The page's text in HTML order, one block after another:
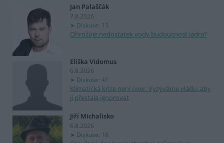
Jan Palaščák
7.8.2026
Diskuse: 13
Ohrožuje nedostatek vody budoucnost jádra?
Eliška Vidomus
6.8.2026
Diskuse: 41
Klimatická krize není over. Vyzýváme vládu, aby
ji přestala ignorovat
Jiří Michalisko
6.8.2026
Diskuse: 18